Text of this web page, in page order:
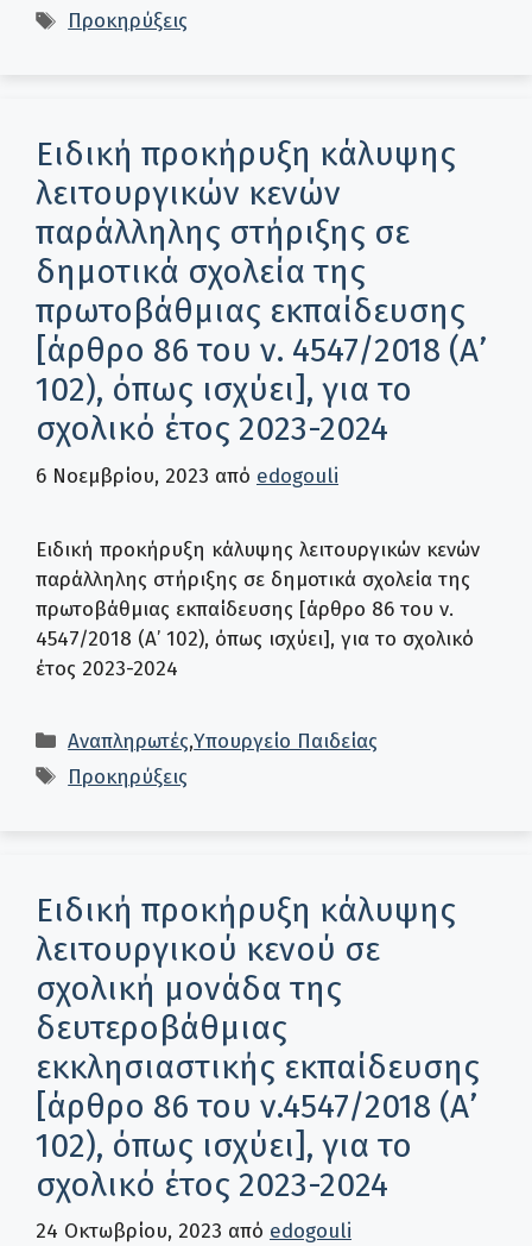
Ετικέτες
Προκηρύξεις
Ειδική προκήρυξη κάλυψης
λειτουργικών κενών
παράλληλης στήριξης σε
δημοτικά σχολεία της
πρωτοβάθμιας εκπαίδευσης
[άρθρο 86 του ν. 4547/2018 (Α’
102), όπως ισχύει], για το
σχολικό έτος 2023-2024
6 Νοεμβρίου, 2023 από edogouli
Ειδική προκήρυξη κάλυψης λειτουργικών κενών
παράλληλης στήριξης σε δημοτικά σχολεία της
πρωτοβάθμιας εκπαίδευσης [άρθρο 86 του ν.
4547/2018 (Α’ 102), όπως ισχύει], για το σχολικό
έτος 2023-2024
Κατηγορίες
Αναπληρωτές,Υπουργείο Παιδείας
Ετικέτες
Προκηρύξεις
Ειδική προκήρυξη κάλυψης
λειτουργικού κενού σε
σχολική μονάδα της
δευτεροβάθμιας
εκκλησιαστικής εκπαίδευσης
[άρθρο 86 του ν.4547/2018 (Α’
102), όπως ισχύει], για το
σχολικό έτος 2023-2024
24 Οκτωβρίου, 2023 από edogouli